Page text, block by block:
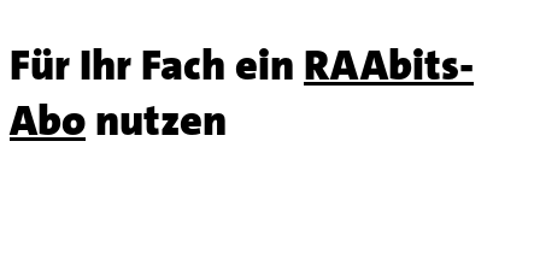
Für Ihr Fach ein RAAbits-
Abonutzen